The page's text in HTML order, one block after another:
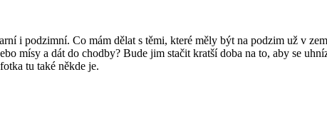
i podzimní. Co mám dělat s těmi, které měly být na podzim už v
mísy a dát do chodby? Bude jim stačit kratší doba na to, aby se
tu také někde je.